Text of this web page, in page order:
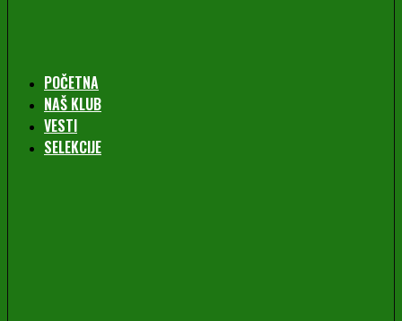
POČETNA
NAŠ KLUB
VESTI
SELEKCIJE